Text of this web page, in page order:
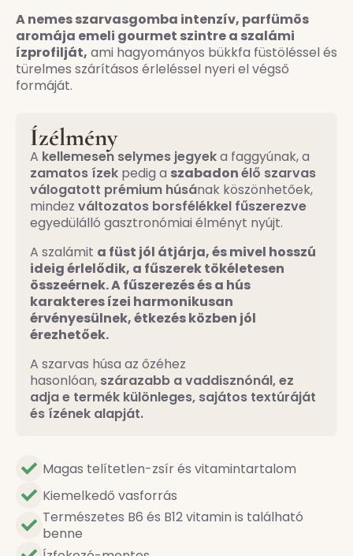
A nemes szarvasgomba intenzív, parfümös
aromája emeli gourmet szintre a szalámi
ízprofilját, ami hagyományos bükkfa füstöléssel és
türelmes szárításos érleléssel nyeri el végső
formáját.
Ízélmény
A kellemesen selymes jegyeka faggyúnak, a
zamatos ízek pedig a szabadonélő szarvas
válogatott prémium húsának köszönhetőek,
mindez változatos borsfélékkel fűszerezve
egyedülálló gasztronómiai élményt nyújt.
A szalámit a füst jól átjárja, és mivel hosszú
ideig érlelődik, a fűszerek tökéletesen
összeérnek. A fűszerezés és a hús
karakteres ízei harmonikusan
érvényesülnek, étkezés közben jól
érezhetőek.
A szarvas húsa az őzéhez
hasonlóan, szárazabb a vaddisznónál, ez
adja e termék különleges, sajátos textúráját
és ízének alapját.
Magas telítetlen-zsír és vitamintartalom
Kiemelkedő vasforrás
Természetes B6 és B12 vitamin is található
benne